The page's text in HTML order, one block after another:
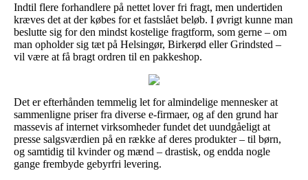
Indtil flere forhandlere på nettet lover fri fragt, men undertiden
kræves det at der købes for et fastslået beløb. I øvrigt kunne man
beslutte sig for den mindst kostelige fragtform, som gerne – om
man opholder sig tæt på Helsingør, Birkerød eller Grindsted –
vil være at få bragt ordren til en pakkeshop.
Det er efterhånden temmelig let for almindelige mennesker at
sammenligne priser fra diverse e-firmaer, og af den grund har
massevis af internet virksomheder fundet det uundgåeligt at
presse salgsværdien på en række af deres produkter – til børn,
og samtidig til kvinder og mænd – drastisk, og endda nogle
gange frembyde gebyrfri levering.